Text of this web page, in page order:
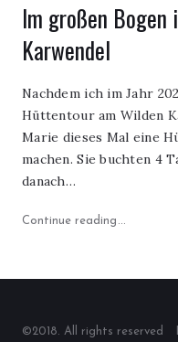
Im großen Bogen
Karwendel
Nachdem ich im Jahr
Hüttentour am Wilden
Marie dieses Mal eine
machen. Sie buchten 4
danach…
Continue reading
©2018. All rights reserved